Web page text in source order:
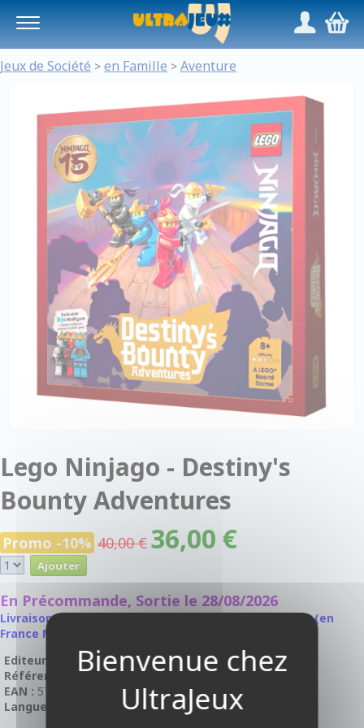
/,
Jeux de Société > en Famille > Aventure
Lego Ninjago - Destiny's
Bounty Adventures
Promo -10% 40,00 € 36,00 €
En Précommande, Sortie le 28/08/2026
Livraison à partir de 1,80 EUR, offerte à partir de 50 € (en
France Métropolitaine)
Editeur :
Dotted Games
Référence :
DOTGM30101FR
EAN : 5704339007444
Langue :
En Français